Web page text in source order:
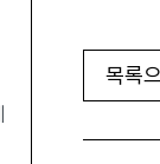
목록